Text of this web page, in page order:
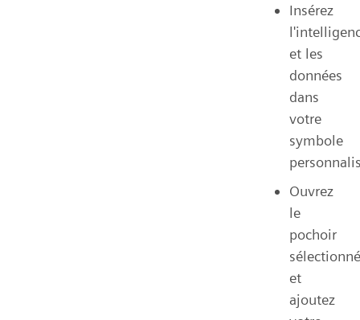
Insérez
et les
données
dans
votre
symbole
Ouvrez
le
pochoir
sélectionné
et
ajoutez